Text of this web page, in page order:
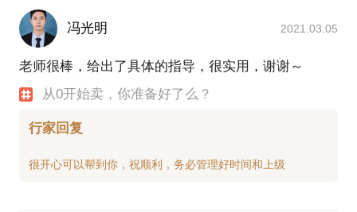
冯光明 2021.03.05
老师很棒，给出了具体的指导，很实用，谢谢～
从0开始卖，你准备好了么？
行家回复